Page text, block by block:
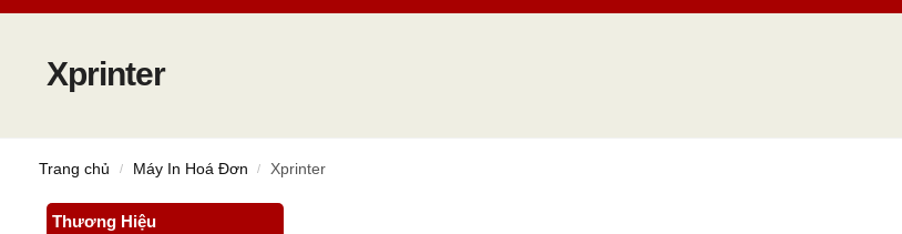
Xprinter
Trang chủ / Máy In Hoá Đơn / Xprinter
Thương Hiệu